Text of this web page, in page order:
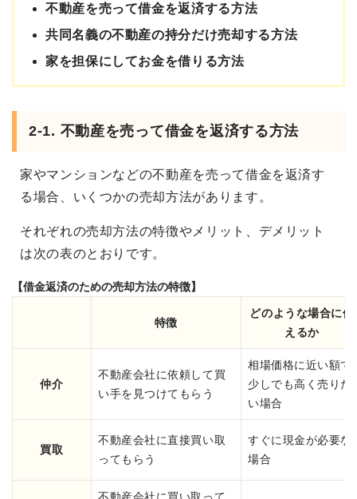
不動産を売って借金を返済する方法
共同名義の不動産の持分だけ売却する方法
家を担保にしてお金を借りる方法
2-1. 不動産を売って借金を返済する方法
家やマンションなどの不動産を売って借金を返済す
る場合、いくつかの売却方法があります。
それぞれの売却方法の特徴やメリット、デメリット
は次の表のとおりです。
【借金返済のための売却方法の特徴】
特徴
どのような場合に使
えるか
仲介
不動産会社に依頼して買
い手を見つけてもらう
相場価格に近い額で
少しでも高く売りた
い場合
買取
不動産会社に直接買い取
ってもらう
すぐに現金が必要な
場合
不動産会社に買い取って